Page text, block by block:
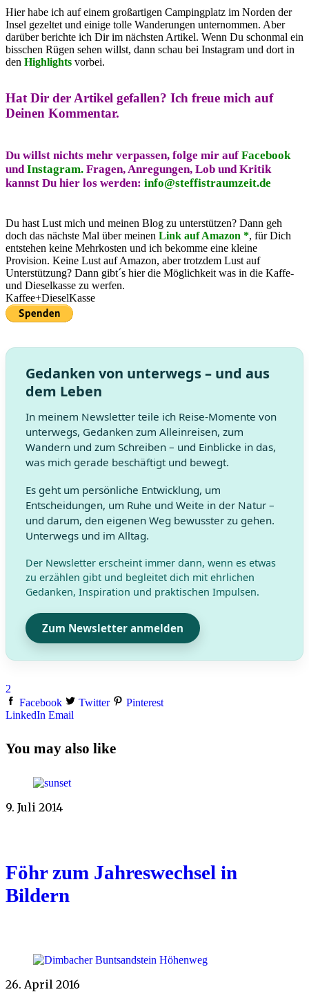
Hier habe ich auf einem großartigen Campingplatz im Norden der
Insel gezeltet und einige tolle Wanderungen unternommen. Aber
darüber berichte ich Dir im nächsten Artikel. Wenn Du schonmal ein
bisschen Rügen sehen willst, dann schau bei Instagram und dort in
den Highlights vorbei.
Hat Dir der Artikel gefallen? Ich freue mich auf
Deinen Kommentar.
Du willst nichts mehr verpassen, folge mir auf Facebook
und Instagram. Fragen, Anregungen, Lob und Kritik
kannst Du hier los werden: info@steffistraumzeit.de
Du hast Lust mich und meinen Blog zu unterstützen? Dann geh
doch das nächste Mal über meinen Link auf Amazon *, für Dich
entstehen keine Mehrkosten und ich bekomme eine kleine
Provision. Keine Lust auf Amazon, aber trotzdem Lust auf
Unterstützung? Dann gibt´s hier die Möglichkeit was in die Kaffe-
und Dieselkasse zu werfen.
Kaffee+DieselKasse
Gedanken von unterwegs – und aus
dem Leben
In meinem Newsletter teile ich Reise-Momente von
unterwegs, Gedanken zum Alleinreisen, zum
Wandern und zum Schreiben – und Einblicke in das,
was mich gerade beschäftigt und bewegt.
Es geht um persönliche Entwicklung, um
Entscheidungen, um Ruhe und Weite in der Natur –
und darum, den eigenen Weg bewusster zu gehen.
Unterwegs und im Alltag.
Der Newsletter erscheint immer dann, wenn es etwas
zu erzählen gibt und begleitet dich mit ehrlichen
Gedanken, Inspiration und praktischen Impulsen.
Zum Newsletter anmelden
2
Facebook
Twitter
Pinterest
LinkedIn Email
You may also like
9. Juli 2014
Föhr zum Jahreswechsel in
Bildern
26. April 2016